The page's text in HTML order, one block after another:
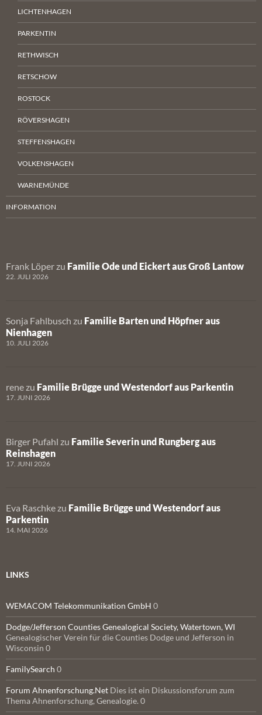
LICHTENHAGEN
PARKENTIN
RETHWISCH
RETSCHOW
ROSTOCK
RÖVERSHAGEN
STEFFENSHAGEN
VOLKENSHAGEN
WARNEMÜNDE
INFORMATION
Frank Löper zu Familie Ode und Eickert aus Groß Lantow
22. JULI 2026
Sonja Fahlbusch zu Familie Barten und Höpfner aus
Nienhagen
10. JULI 2026
rene zu Familie Brügge und Westendorf aus Parkentin
17. JUNI 2026
Birger Pufahl zu Familie Severin und Rungberg aus
Reinshagen
17. JUNI 2026
Eva Raschke zu Familie Brügge und Westendorf aus
Parkentin
14. MAI 2026
LINKS
WEMACOM Telekommunikation GmbH 0
Dodge/Jefferson Counties Genealogical Society, Watertown, WI
Genealogischer Verein für die Counties Dodge und Jefferson in
Wisconsin 0
FamilySearch 0
Forum Ahnenforschung.Net Dies ist ein Diskussionsforum zum
Thema Ahnenforschung, Genealogie. 0